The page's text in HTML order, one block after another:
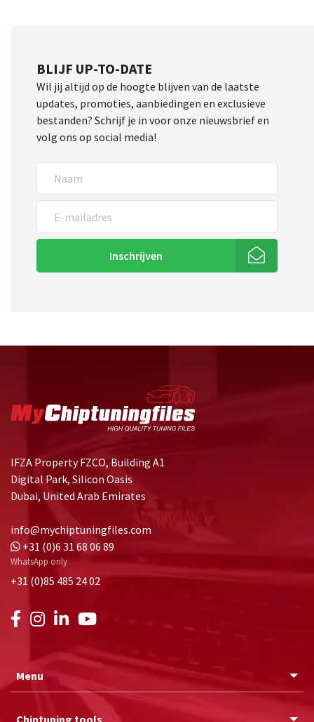
BLIJF UP-TO-DATE
Wil jij altijd op de hoogte blijven van de laatste
updates, promoties, aanbiedingen en exclusieve
bestanden? Schrijf je in voor onze nieuwsbrief en
volg ons op social media!
Inschrijven
IFZA Property FZCO, Building A1
Digital Park, Silicon Oasis
Dubai, United Arab Emirates
info@mychiptuningfiles.com
+31 (0)6 31 68 06 89
WhatsApp only
+31 (0)85 485 24 02
Menu